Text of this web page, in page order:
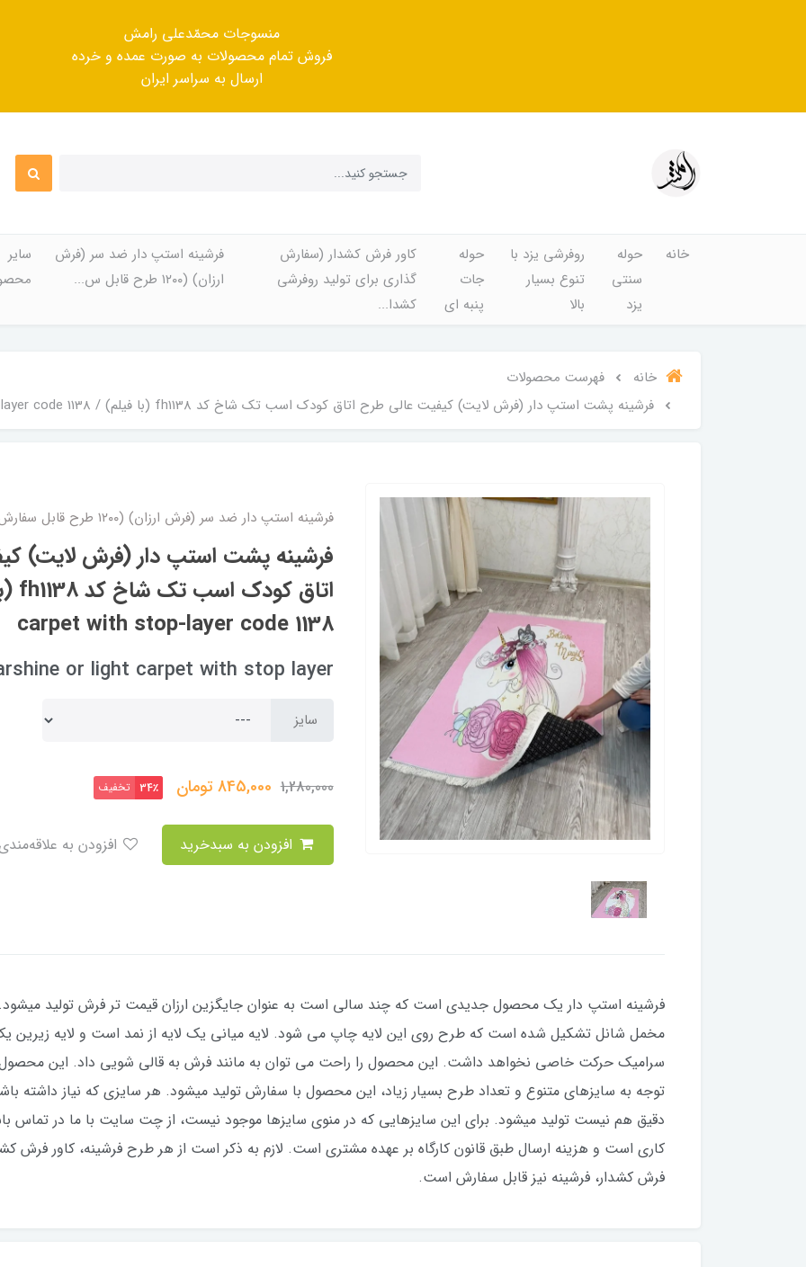
منسوجات محمّدعلی رامش
فروش تمام محصولات به صورت عمده و خرده
ارسال به سراسر ایران
خانه
حوله
سنتی
یزد
روفرشی یزد با
تنوع بسیار
بالا
حوله
جات
پنبه ای
کاور فرش کشدار (سفارش
گذاری برای تولید روفرشی
کشدا...
فرشینه استپ دار ضد سر (فرش
ارزان) (۱۲۰۰ طرح قابل س...
سایر
خانه
فهرست محصولات
فرشینه پشت استپ دار (فرش لایت) کیفیت عالی طرح اتاق کودک اسب تک شاخ کد fh1138 (با فیلم) / light carpet with stop-layer code 1138
فرشینه استپ دار ضد سر (فرش ارزان) (۱۲۰۰ طرح قابل سفارش)
فرشینه پشت استپ دار (فرش لایت)
carpet with stop-layer code 1138
or light carpet with stop layer
سایز
1,280,000
845,000تومان 34٪ تخفیف
فرشینه استپ دار یک محصول جدیدی است که چند سالی است به عنوان جایگزین ارزان قیمت تر فرش تولید
مخمل شانل تشکیل شده است که طرح روی این لایه چاپ می شود. لایه میانی یک لایه از نمد است و لایه زیرین
کاری است و هزینه ارسال طبق قانون کارگاه بر عهده مشتری است. لازم به ذکر است از هر طرح فرشینه، کاور فرش
فرش کشدار، فرشینه نیز قابل‌ سفارش است.